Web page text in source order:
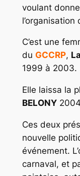
voulant
C’est une
du GCCRP,
1999 à 2003.
Elle laissa la
BELONY
Ces deux
nouvelle
événement.
carnaval, et